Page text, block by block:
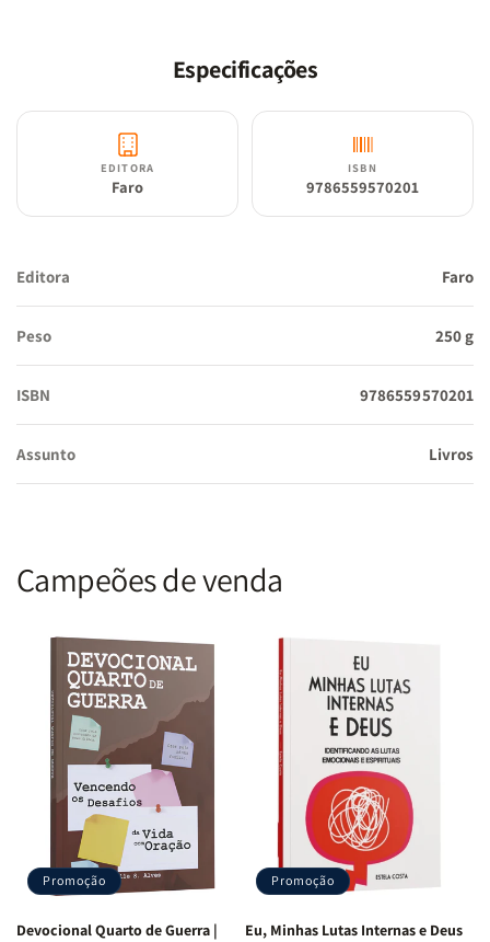
fábula profética de Orwell a respeito de um homem preso às
engrenagens de um sistema repressivo e autoritário parece mais
pertinente agora do que nunca. De forma mais ampla, o romance
examina o papel da verdade e dos fatos na política e as maneiras
Especificações
EDITORA
Faro
ISBN
9786559570201
Editora Faro
Peso 250 g
ISBN 9786559570201
Assunto Livros
Campeões de venda
Promoção
Devocional Quarto de Guerra |
Promoção
Eu, Minhas Lutas Internas e Deus